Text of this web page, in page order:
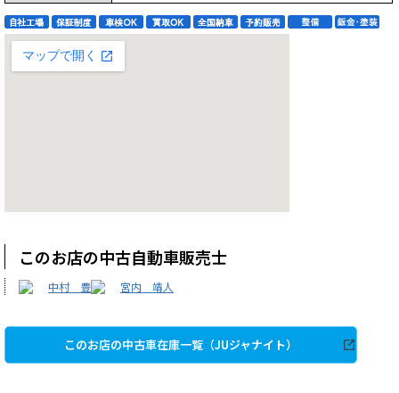
このお店の中古自動車販売士
中村 豊 宮内 靖人
このお店の中古車在庫一覧（JUジャナイト）